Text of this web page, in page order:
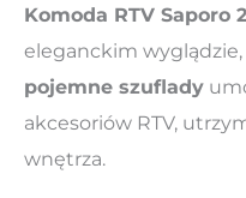
Komoda RTV Saporo
eleganckim
pojemne szuflady
akcesoriów RTV,
wnętrza.